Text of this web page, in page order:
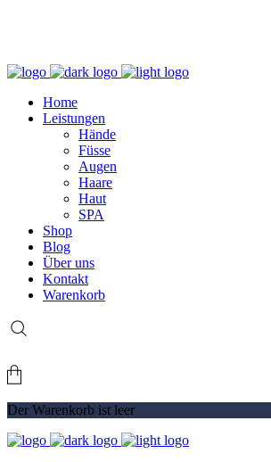
Home
Leistungen
Hände
Füsse
Augen
Haare
Haut
SPA
Shop
Blog
Über uns
Kontakt
Warenkorb
Der Warenkorb ist leer